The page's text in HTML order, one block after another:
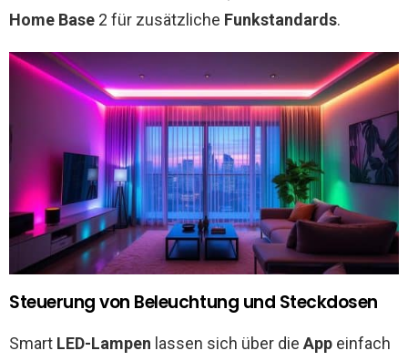
Home Base 2 für zusätzliche Funkstandards.
Steuerung von Beleuchtung und Steckdosen
Smart LED-Lampen lassen sich über die App einfach